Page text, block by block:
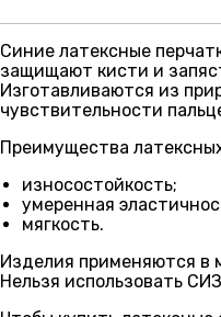
Синие латексные
защищают кисти и
Изготавливаются из
чувствительности
Преимущества
износостойкость;
умеренная
мягкость.
Изделия применяются в
Нельзя использовать